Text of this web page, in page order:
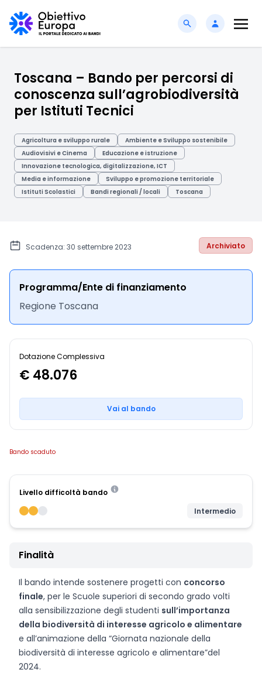
Toscana – Bando per percorsi di
conoscenza sull’agrobiodiversità
per Istituti Tecnici
Agricoltura e sviluppo rurale
Ambiente e Sviluppo sostenibile
Audiovisivi e Cinema
Educazione e istruzione
Innovazione tecnologica, digitalizzazione, ICT
Media e informazione
Sviluppo e promozione territoriale
Istituti Scolastici
Bandi regionali / locali Toscana
Scadenza: 30 settembre 2023 Archiviato
Programma/Ente di finanziamento
Regione Toscana
Dotazione Complessiva
€ 48.076
Vai al bando
Bando scaduto
Livello difficoltà bando
Intermedio
Finalità
Il bando intende sostenere progetti con concorso
finale, per le Scuole superiori di secondo grado volti
alla sensibilizzazione degli studenti sull’importanza
della biodiversità di interesse agricolo e alimentare
e all’animazione della “Giornata nazionale della
biodiversità di interesse agricolo e alimentare”del
2024.